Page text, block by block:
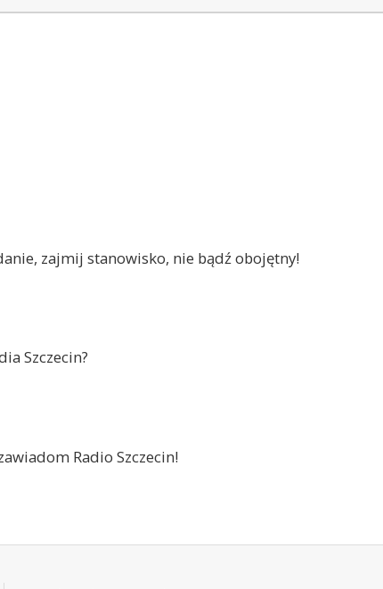
zajmij stanowisko, nie bądź obojętny!
Szczecin?
Radio Szczecin!